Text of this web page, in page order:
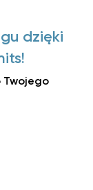
dzięki
Twojego